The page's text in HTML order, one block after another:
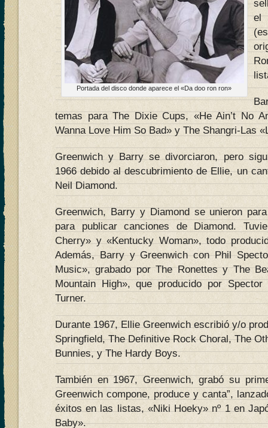
Portada del disco donde aparece el «Da doo ron ron»
el
temas para The Dixie Cups, «He Ain’t No
Wanna Love Him So Bad» y The Shangri-Las
Greenwich y Barry se divorciaron, pero
1966 debido al descubrimiento de Ellie, un
Neil Diamond.
Greenwich, Barry y Diamond se unieron
para publicar canciones de Diamond.
Cherry» y «Kentucky Woman», todo
Además, Barry y Greenwich con Phil
Music», grabado por The Ronettes y The
Mountain High», que producido por
Turner.
Durante 1967, Ellie Greenwich escribió y/o
Springfield, The Definitive Rock Choral, The
Bunnies, y The Hardy Boys.
También en 1967, Greenwich, grabó su
Greenwich compone, produce y canta”,
éxitos en las listas, «Niki Hoeky» nº 1 en
Baby».